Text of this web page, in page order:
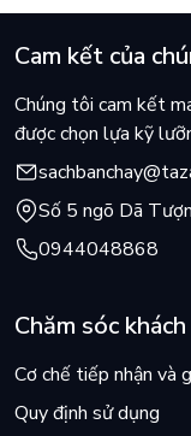
Cam kết của
Chúng tôi cam kết
được chọn lựa kỹ
Số 5 ngõ Dã
0944048868
Chăm sóc
Cơ chế tiếp nhận và
Quy định sử dụng